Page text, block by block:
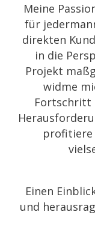
Meine
für
direkten
in die
Projekt
widme
Fortschritt
profitiere
Einen
und